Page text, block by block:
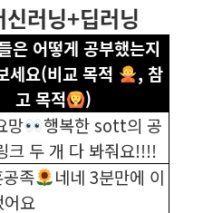
러닝+딥러닝
은 어떻게 공부했는지
세요(비교 목적
, 참
고 목적
)
망
행복한 sott의 공
크 두 개 다 봐줘요!!!!
족
네네 3분만에 이
요